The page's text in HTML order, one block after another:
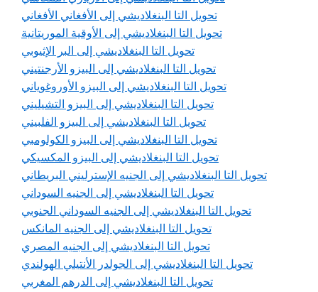
تحويل التا البنغلاديشي إلى الأفغاني الأفغاني
تحويل التا البنغلاديشي إلى الأوقية الموريتانية
تحويل التا البنغلاديشي إلى البر الإثيوبي
تحويل التا البنغلاديشي إلى البيزو الأرجنتيني
تحويل التا البنغلاديشي إلى البيزو الأوروغوياني
تحويل التا البنغلاديشي إلى البيزو التشيليني
تحويل التا البنغلاديشي إلى البيزو الفلبيني
تحويل التا البنغلاديشي إلى البيزو الكولومبي
تحويل التا البنغلاديشي إلى البيزو المكسيكي
تحويل التا البنغلاديشي إلى الجنيه الإسترليني البريطاني
تحويل التا البنغلاديشي إلى الجنيه السوداني
تحويل التا البنغلاديشي إلى الجنيه السوداني الجنوبي
تحويل التا البنغلاديشي إلى الجنيه المانكس
تحويل التا البنغلاديشي إلى الجنيه المصري
تحويل التا البنغلاديشي إلى الجولدر الأنتيلي الهولندي
تحويل التا البنغلاديشي إلى الدرهم المغربي